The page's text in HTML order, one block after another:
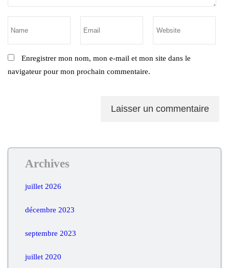
Enregistrer mon nom, mon e-mail et mon site dans le
navigateur pour mon prochain commentaire.
Archives
juillet 2026
décembre 2023
septembre 2023
juillet 2020